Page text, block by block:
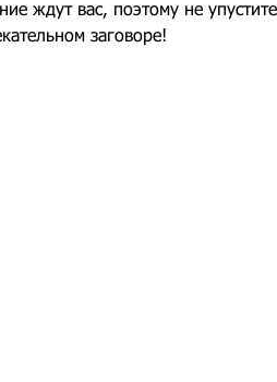
ждут вас, поэтому не
заговоре!